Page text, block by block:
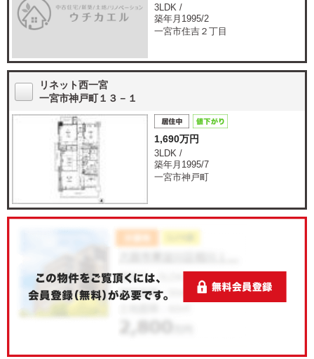
3LDK /
築年月1995/2
一宮市住吉２丁目
リネット西一宮
一宮市神戸町１３－１
1,690万円
3LDK /
築年月1995/7
一宮市神戸町